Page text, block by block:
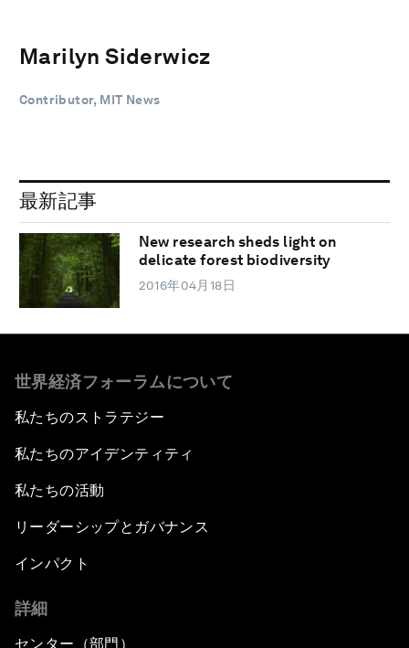
Marilyn Siderwicz
Contributor, MIT News
最新記事
New research sheds light on
delicate forest biodiversity
2016年04月18日
世界経済フォーラムについて
私たちのストラテジー
私たちのアイデンティティ
私たちの活動
リーダーシップとガバナンス
インパクト
詳細
センター（部門）